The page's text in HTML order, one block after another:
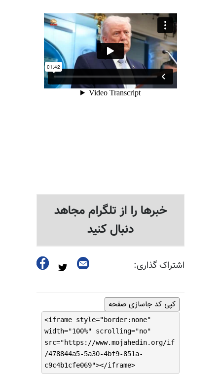
خبرها را از تلگرام مجاهد
دنبال کنید
اشتراک گذاری:
کپی کد جاسازی صفحه
<iframe style="border:none"
width="100%" scrolling="no"
src="https://www.mojahedin.org/if
/478844a5-5a30-4bf9-851a-
c9c4b1cfe069"></iframe>